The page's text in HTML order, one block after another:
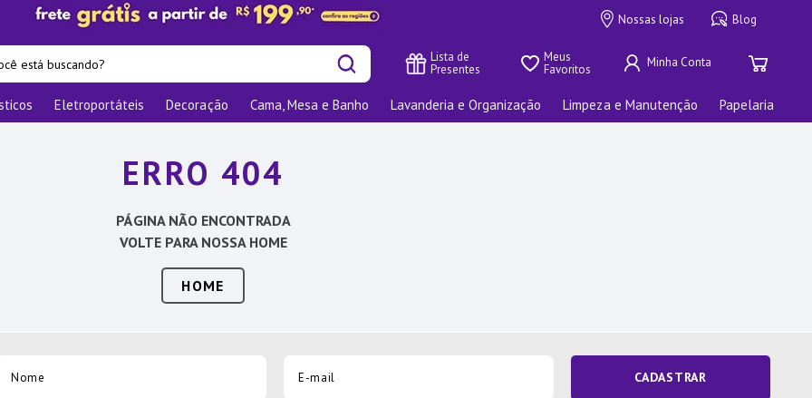
Nossas lojas Blog
está buscando?
Lista de
Presentes
Meus
Favoritos
Eletroportáteis Decoração Cama, Mesa e Banho Lavanderia e Organização Limpeza e Manutenção Papelaria
ERRO 404
PÁGINA NÃO ENCONTRADA
VOLTE PARA NOSSA HOME
HOME
CADASTRAR
buscados